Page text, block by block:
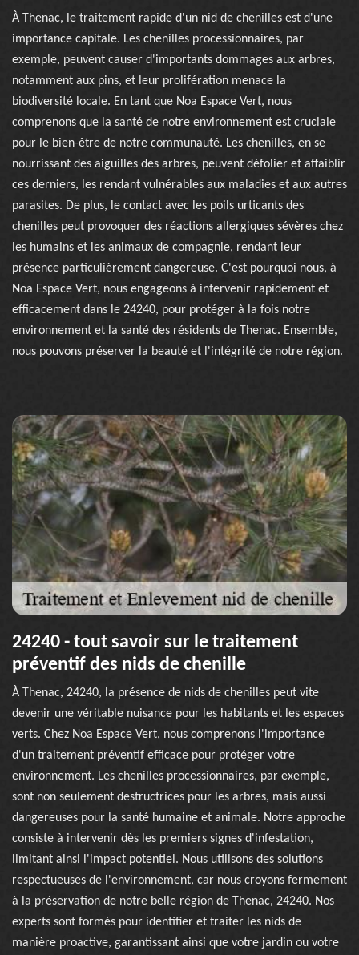
À Thenac, le traitement rapide d'un nid de chenilles est d'une
importance capitale. Les chenilles processionnaires, par
exemple, peuvent causer d'importants dommages aux arbres,
notamment aux pins, et leur prolifération menace la
biodiversité locale. En tant que Noa Espace Vert, nous
comprenons que la santé de notre environnement est cruciale
pour le bien-être de notre communauté. Les chenilles, en se
nourrissant des aiguilles des arbres, peuvent défolier et affaiblir
ces derniers, les rendant vulnérables aux maladies et aux autres
parasites. De plus, le contact avec les poils urticants des
chenilles peut provoquer des réactions allergiques sévères chez
les humains et les animaux de compagnie, rendant leur
présence particulièrement dangereuse. C'est pourquoi nous, à
Noa Espace Vert, nous engageons à intervenir rapidement et
efficacement dans le 24240, pour protéger à la fois notre
environnement et la santé des résidents de Thenac. Ensemble,
nous pouvons préserver la beauté et l'intégrité de notre région.
24240 - tout savoir sur le traitement
préventif des nids de chenille
À Thenac, 24240, la présence de nids de chenilles peut vite
devenir une véritable nuisance pour les habitants et les espaces
verts. Chez Noa Espace Vert, nous comprenons l'importance
d'un traitement préventif efficace pour protéger votre
environnement. Les chenilles processionnaires, par exemple,
sont non seulement destructrices pour les arbres, mais aussi
dangereuses pour la santé humaine et animale. Notre approche
consiste à intervenir dès les premiers signes d'infestation,
limitant ainsi l'impact potentiel. Nous utilisons des solutions
respectueuses de l'environnement, car nous croyons fermement
à la préservation de notre belle région de Thenac, 24240. Nos
experts sont formés pour identifier et traiter les nids de
manière proactive, garantissant ainsi que votre jardin ou votre